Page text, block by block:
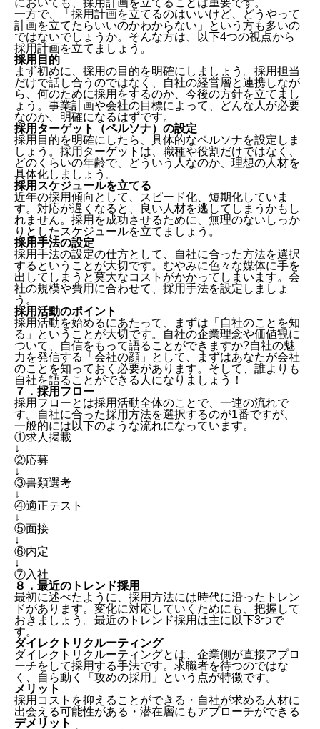
一方で、「採用計画を立てるのはいいけど、どうやって
計画を立てたらいいのかわからない」という方も多いの
ではないでしょうか。そんな方は、以下4つの視点から
採用計画を立てましょう。
採用目的
まず初めに、採用の目的を明確にしましょう。採用担当
だけで話し合うのではなく、自社の経営層と連携しなが
ら、何のために採用をするのか、今後の方針を立てまし
ょう。事業計画や会社の目標によって、どんな人が必要
なのか、明確になるはずです。
採用ターゲット（ペルソナ）の設定
採用目的を明確にしたら、具体的なペルソナを設定しま
しょう。採用ターゲットは、職種や役割だけではなく、
どのくらいの年齢で、どういう人なのか、理想の人材を
具体化しましょう。
採用スケジュールを立てる
近年の採用傾向として、スピード化、短期化していま
す。対応が遅くなると、良い人材を逃してしまうかもし
れません。採用を成功させるために、無理のないしっか
りとしたスケジュールを立てましょう。
採用手法の設定
採用手法の設定の仕方として、自社に合った方法を選択
するということが大切です。むやみに色々な媒体に手を
出してしまうと莫大なコストがかかってしまいます。会
社の規模や費用に合わせて、採用手法を設定しましょ
う。
採用活動のポイント
採用活動を始めるにあたって、まずは「自社のことを知
る」ということが大切です。自社の企業理念や価値観に
ついて、自信をもって語ることができますか?自社の魅
力を発信する「会社の顔」として、まずはあなたが会社
のことを知っておく必要があります。そして、誰よりも
自社を語ることができる人になりましょう！
７．採用フロー
採用フローとは採用活動全体のことで、一連の流れで
す。自社に合った採用方法を選択するのが1番ですが、
一般的には以下のような流れになっています。
①求人掲載
↓
②応募
↓
③書類選考
↓
④適正テスト
↓
⑤面接
↓
⑥内定
↓
⑦入社
８．最近のトレンド採用
最初に述べたように、採用方法には時代に沿ったトレン
ドがあります。変化に対応していくためにも、把握して
おきましょう。最近のトレンド採用は主に以下3つで
す。
ダイレクトリクルーティング
ダイレクトリクルーティングとは、企業側が直接アプロ
ーチをして採用する手法です。求職者を待つのではな
く、自ら動く「攻めの採用」という点が特徴です。
メリット
採用コストを抑えることができる・自社が求める人材に
出会える可能性がある・潜在層にもアプローチができる
デメリット
１．採用担当とは？
２．必要なスキル
３．採用担当に向いている人
４．仕事内容
５．採用の種類
６．まずやるべきこと
７．採用フロー
８．最近のトレンド採用